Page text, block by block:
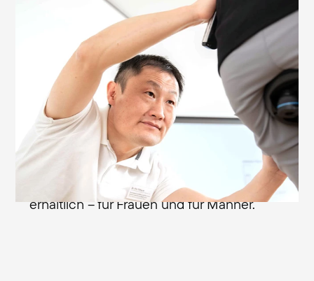
Immer die richtige Sattelbreite
Die Abstände der Sitzknochen
unterscheiden sich von Mensch zu
Mensch. Um die Last des Oberkörpers
optimal über die Sitzknochen auf den
Sattel zu verteilen, muss der Sattel zum
jeweiligen Becken passen – sonst sind
Probleme vorprogrammiert. Darum sind
Terry-Sättel immer in zwei Sitzbreiten
erhältlich – für Frauen und für Männer.